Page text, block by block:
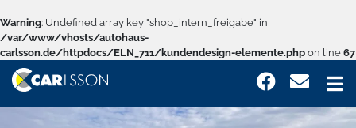
Warning: Undefined array key "shop_intern_freigabe" in
/var/www/vhosts/autohaus-
carlsson.de/httpdocs/ELN_711/kundendesign-elemente.php on line 67